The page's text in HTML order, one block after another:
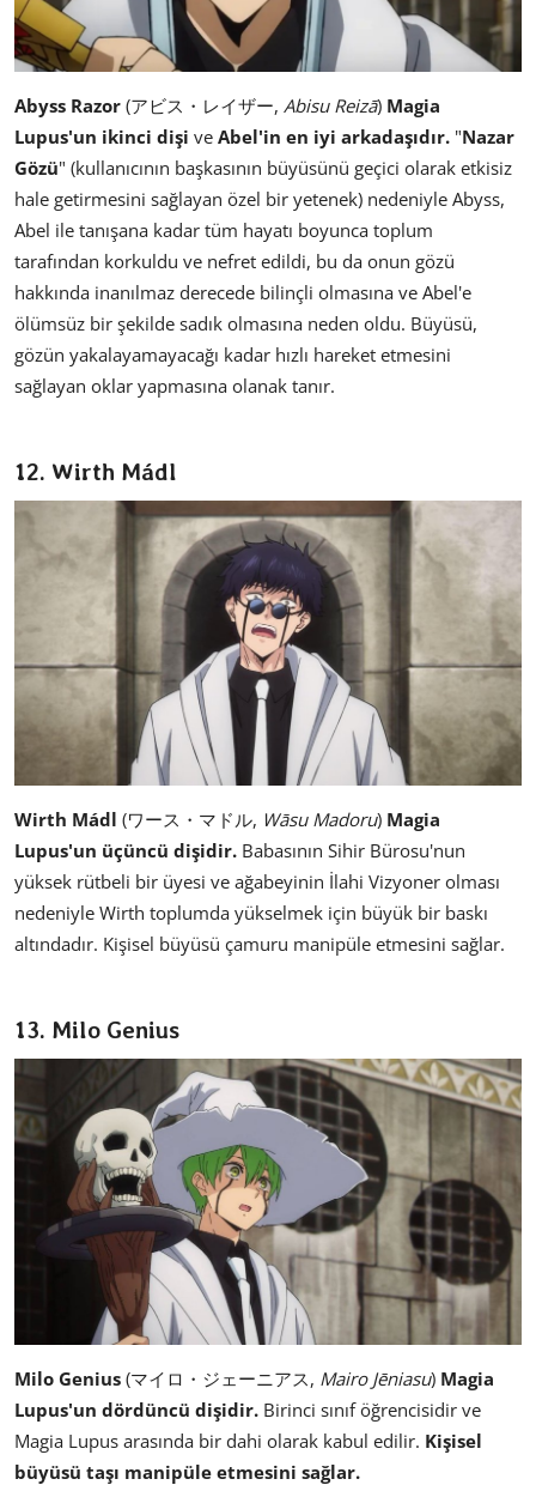
Abyss Razor (アビス・レイザー, Abisu Reizā) Magia
Lupus'un ikinci dişi ve Abel'in en iyi arkadaşıdır. "Nazar
Gözü" (kullanıcının başkasının büyüsünü geçici olarak etkisiz
hale getirmesini sağlayan özel bir yetenek) nedeniyle Abyss,
Abel ile tanışana kadar tüm hayatı boyunca toplum
tarafından korkuldu ve nefret edildi, bu da onun gözü
hakkında inanılmaz derecede bilinçli olmasına ve Abel'e
ölümsüz bir şekilde sadık olmasına neden oldu. Büyüsü,
gözün yakalayamayacağı kadar hızlı hareket etmesini
sağlayan oklar yapmasına olanak tanır.
12. Wirth Mádl
Wirth Mádl (ワース・マドル, Wāsu Madoru) Magia
Lupus'un üçüncü dişidir. Babasının Sihir Bürosu'nun
yüksek rütbeli bir üyesi ve ağabeyinin İlahi Vizyoner olması
nedeniyle Wirth toplumda yükselmek için büyük bir baskı
altındadır. Kişisel büyüsü çamuru manipüle etmesini sağlar.
13. Milo Genius
Milo Genius (マイロ・ジェーニアス, Mairo Jēniasu) Magia
Lupus'un dördüncü dişidir. Birinci sınıf öğrencisidir ve
Magia Lupus arasında bir dahi olarak kabul edilir. Kişisel
büyüsü taşı manipüle etmesini sağlar.